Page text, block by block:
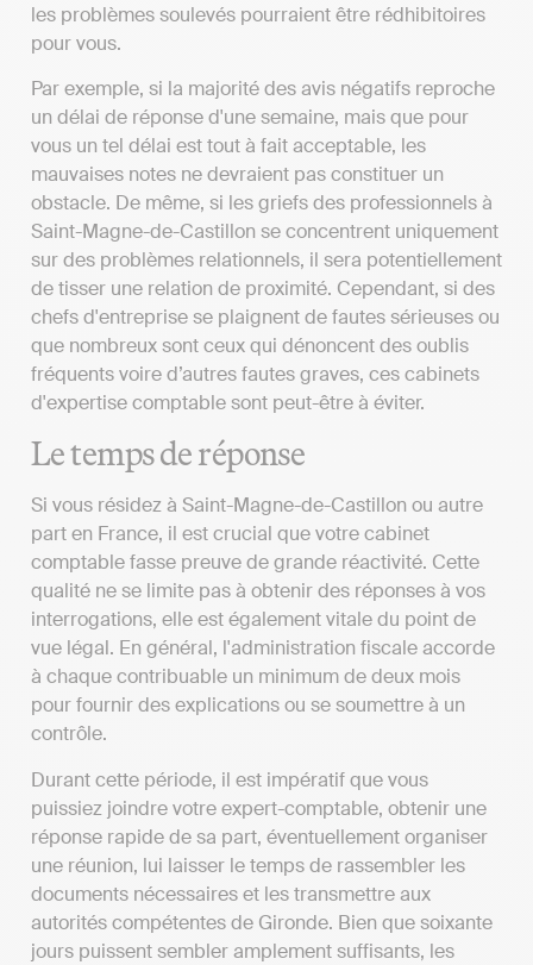
les problèmes soulevés pourraient être rédhibitoires
pour vous.
Par exemple, si la majorité des avis négatifs reproche
un délai de réponse d'une semaine, mais que pour
vous un tel délai est tout à fait acceptable, les
mauvaises notes ne devraient pas constituer un
obstacle. De même, si les griefs des professionnels à
Saint-Magne-de-Castillon se concentrent uniquement
sur des problèmes relationnels, il sera potentiellement
de tisser une relation de proximité. Cependant, si des
chefs d'entreprise se plaignent de fautes sérieuses ou
que nombreux sont ceux qui dénoncent des oublis
fréquents voire d’autres fautes graves, ces cabinets
d'expertise comptable sont peut-être à éviter.
Le temps de réponse
Si vous résidez à Saint-Magne-de-Castillon ou autre
part en France, il est crucial que votre cabinet
comptable fasse preuve de grande réactivité. Cette
qualité ne se limite pas à obtenir des réponses à vos
interrogations, elle est également vitale du point de
vue légal. En général, l'administration fiscale accorde
à chaque contribuable un minimum de deux mois
pour fournir des explications ou se soumettre à un
contrôle.
Durant cette période, il est impératif que vous
puissiez joindre votre expert-comptable, obtenir une
réponse rapide de sa part, éventuellement organiser
une réunion, lui laisser le temps de rassembler les
documents nécessaires et les transmettre aux
autorités compétentes de Gironde. Bien que soixante
jours puissent sembler amplement suffisants, les